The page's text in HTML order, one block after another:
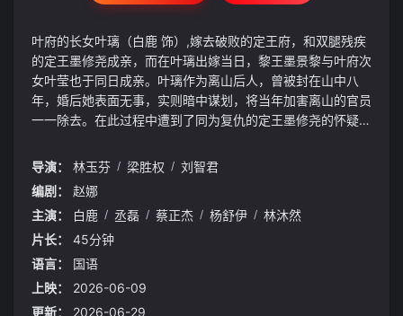
叶府的长女叶璃（白鹿 饰）,嫁去破败的定王府，和双腿残疾
的定王墨修尧成亲，而在叶璃出嫁当日，黎王墨景黎与叶府次
女叶莹也于同日成亲。叶璃作为离山后人，曾被封在山中八
年，婚后她表面无事，实则暗中谋划，将当年加害离山的官员
一一除去。在此过程中遭到了同为复仇的定王墨修尧的怀疑，
璃青梅竹马的黎王墨景黎，顶着“戏曲王爷”不堪的名头，却在
掌权，粉碎了穆阳侯、黎王的接连阴谋，还天下一片海晏河
清。
导演： 林玉芬 / 梁胜权 / 刘智君
编剧：
赵娜
主演：
白鹿 / 丞磊 / 蔡正杰 / 杨舒伊 / 林沐然
片长：
45分钟
语言：
国语
上映：
2026-06-09
更新：
2026-06-29